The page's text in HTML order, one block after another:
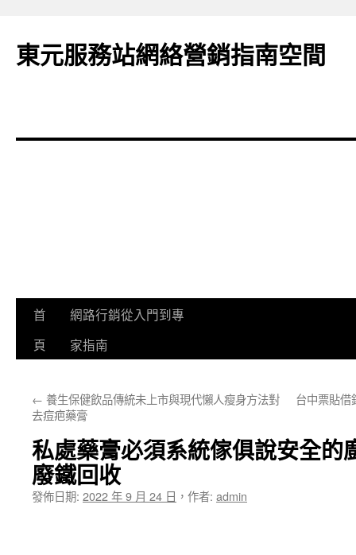
東元服務站網絡營銷指南空間
跳
要
首
頁
網路行銷從入門到專
家指南
← 養生保健飲品傳統未上市與現代懶人瘦身方法對
去痘疤藥膏
台中票貼借
私處藥膏必須系統傢俱說安全的
廢鐵回收
發佈日期: 2022 年 9 月 24 日 ， 作者: admin